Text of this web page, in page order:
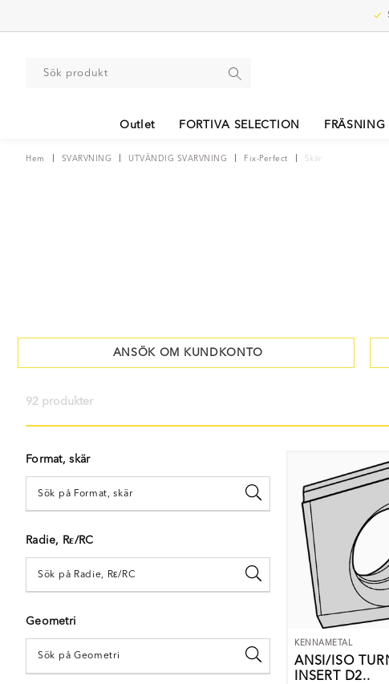
Outlet FORTIVA SELECTION FRÄSNING
Hem SVARVNING UTVÄNDIG SVARVNING Fix-Perfect Skär
ANSÖK OM KUNDKONTO
92 produkter
Format, skär
Radie, Rε/RC
Geometri
KENNAMETAL
ANSI/ISO
INSERT D2..